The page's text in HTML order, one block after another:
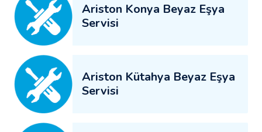
Ariston Konya Beyaz Eşya
Servisi
Ariston Kütahya Beyaz Eşya
Servisi